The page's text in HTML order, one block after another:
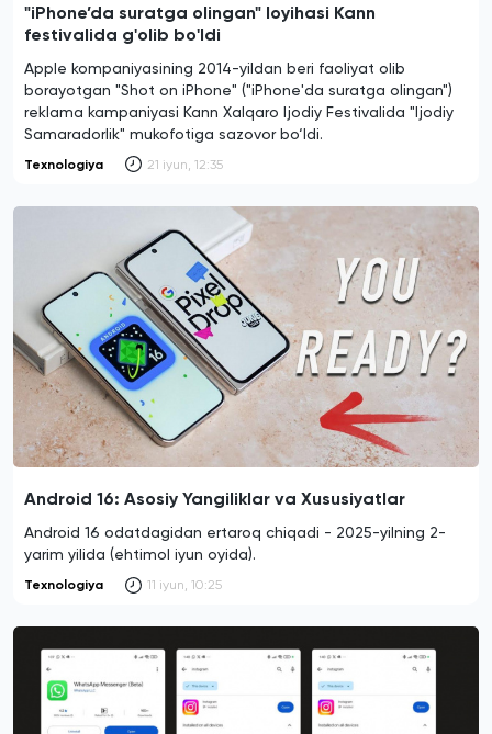
"iPhone’da suratga olingan" loyihasi Kann
festivalida g'olib bo'ldi
Apple kompaniyasining 2014-yildan beri faoliyat olib
borayotgan "Shot on iPhone" ("iPhone'da suratga olingan")
reklama kampaniyasi Kann Xalqaro Ijodiy Festivalida "Ijodiy
Samaradorlik" mukofotiga sazovor bo‘ldi.
Texnologiya 21 iyun, 12:35
Android 16: Asosiy Yangiliklar va Xususiyatlar
Android 16 odatdagidan ertaroq chiqadi - 2025-yilning 2-
yarim yilida (ehtimol iyun oyida).
Texnologiya 11 iyun, 10:25